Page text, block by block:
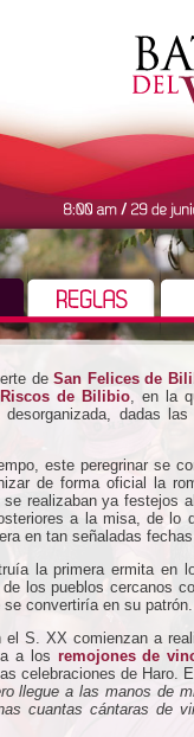
deSan Felices de
Riscos de Bilibio, en la
desorganizada, dadas
este peregrinar se
de forma oficial la
realizaban ya festejos
a la misa, de lo
en tan señaladas
la primera ermita en
los pueblos cercanos
convertiría en su patrón.
el S. XX comienzan a
a los remojones de
celebraciones de Haro.
llegue a las manos de
cuantas cántaras de